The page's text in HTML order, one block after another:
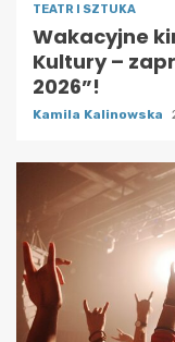
TEATR I SZTUKA
Wakacyjne
Kultury –
2026”!
Kamila Kalinowska